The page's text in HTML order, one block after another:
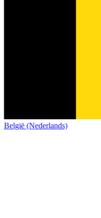
België (Nederlands)